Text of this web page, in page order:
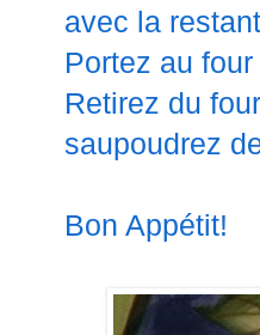
avec la
Portez au
Retirez du
saupoudrez
Bon Appétit!